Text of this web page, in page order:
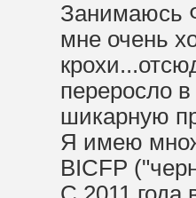
Занимаюсь
мне очень
переросло
шикарную
Я имею
BICFP